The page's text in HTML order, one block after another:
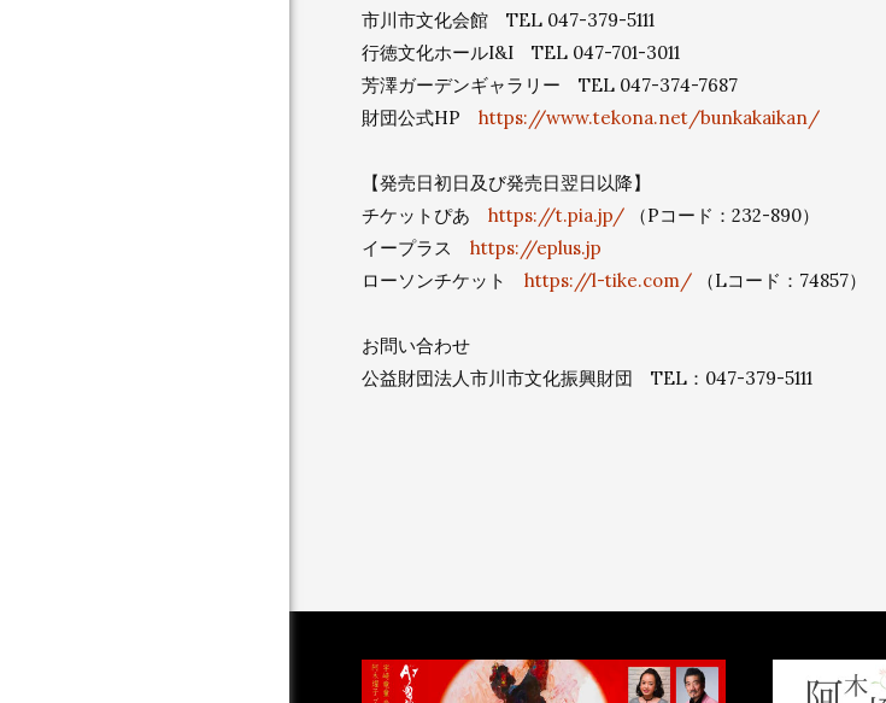
市川市文化会館 TEL 047-379-5111
行徳文化ホールI&I TEL 047-701-3011
芳澤ガーデンギャラリー TEL 047-374-7687
財団公式HP https://www.tekona.net/bunkakaikan/
【発売日初日及び発売日翌日以降】
チケットぴあ https://t.pia.jp/ （Pコード：232-890）
イープラス https://eplus.jp
ローソンチケット https://l-tike.com/ （Lコード：74857）
お問い合わせ
公益財団法人市川市文化振興財団 TEL：047-379-5111